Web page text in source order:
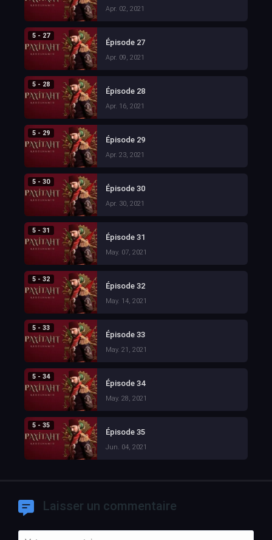
Apr. 02, 2021
5 - 27
Épisode 27
Apr. 09, 2021
5 - 28
Épisode 28
Apr. 16, 2021
5 - 29
Épisode 29
Apr. 23, 2021
5 - 30
Épisode 30
Apr. 30, 2021
5 - 31
Épisode 31
May. 07, 2021
5 - 32
Épisode 32
May. 14, 2021
5 - 33
Épisode 33
May. 21, 2021
5 - 34
Épisode 34
May. 28, 2021
5 - 35
Épisode 35
Jun. 04, 2021
Laisser un commentaire